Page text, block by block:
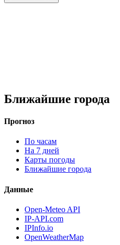
Ближайшие города
Прогноз
По часам
На 7 дней
Карты погоды
Ближайшие города
Данные
Open-Meteo API
IP-API.com
IPInfo.io
OpenWeatherMap